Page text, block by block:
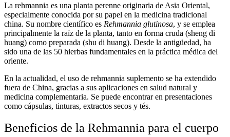
La rehmannia es una planta perenne originaria de Asia Oriental,
especialmente conocida por su papel en la medicina tradicional
china. Su nombre científico es Rehmannia glutinosa, y se emplea
principalmente la raíz de la planta, tanto en forma cruda (sheng di
huang) como preparada (shu di huang). Desde la antigüedad, ha
sido una de las 50 hierbas fundamentales en la práctica médica del
oriente.
En la actualidad, el uso de rehmannia suplemento se ha extendido
fuera de China, gracias a sus aplicaciones en salud natural y
medicina complementaria. Se puede encontrar en presentaciones
como cápsulas, tinturas, extractos secos y tés.
Beneficios de la Rehmannia para el cuerpo